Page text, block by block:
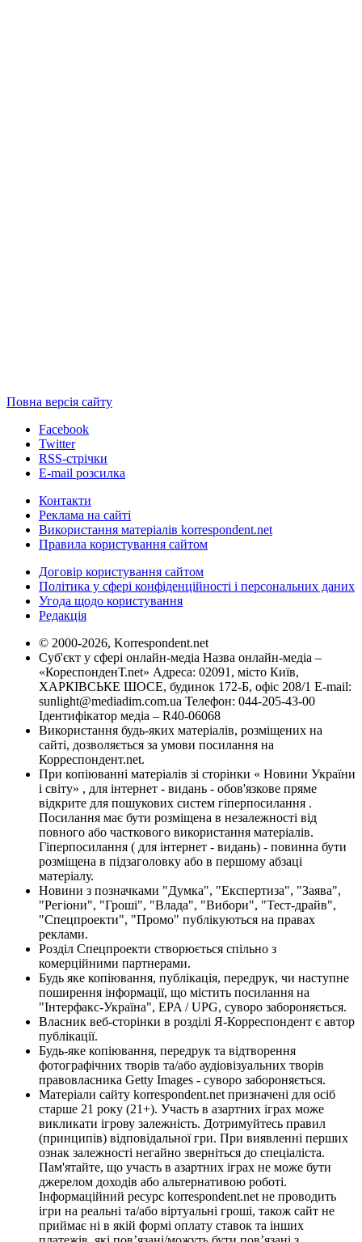
Повна версія сайту
Facebook
Twitter
RSS-стрічки
E-mail розсилка
Контакти
Реклама на сайті
Використання матеріалів korrespondent.net
Правила користування сайтом
Договір користування сайтом
Політика у сфері конфіденційності і персональних даних
Угода щодо користування
Редакція
© 2000-2026, Korrespondent.net
Суб'єкт у сфері онлайн-медіа Назва онлайн-медіа –
«КореспонденТ.net» Адреса: 02091, місто Київ,
ХАРКІВСЬКЕ ШОСЕ, будинок 172-Б, офіс 208/1 E-mail:
sunlight@mediadim.com.ua Телефон: 044-205-43-00
Ідентифікатор медіа – R40-06068
Використання будь-яких матеріалів, розміщених на
сайті, дозволяється за умови посилання на
Корреспондент.net.
При копіюванні матеріалів зі сторінки « Новини України
і світу» , для інтернет - видань - обов'язкове пряме
відкрите для пошукових систем гіперпосилання .
Посилання має бути розміщена в незалежності від
повного або часткового використання матеріалів.
Гіперпосилання ( для інтернет - видань) - повинна бути
розміщена в підзаголовку або в першому абзаці
матеріалу.
Новини з позначками "Думка", "Експертиза", "Заява",
"Регіони", "Гроші", "Влада", "Вибори", "Тест-драйв",
"Спецпроекти", "Промо" публікуються на правах
реклами.
Розділ Спецпроекти створюється спільно з
комерційними партнерами.
Будь яке копіювання, публікація, передрук, чи наступне
поширення інформації, що містить посилання на
"Інтерфакс-Україна", EPA / UPG, суворо забороняється.
Власник веб-сторінки в розділі Я-Корреспондент є автор
публікації.
Будь-яке копіювання, передрук та відтворення
фотографічних творів та/або аудіовізуальних творів
правовласника Getty Images - суворо забороняється.
Матеріали сайту korrespondent.net призначені для осіб
старше 21 року (21+). Участь в азартних іграх може
викликати ігрову залежність. Дотримуйтесь правил
(принципів) відповідальної гри. При виявленні перших
ознак залежності негайно зверніться до спеціаліста.
Пам'ятайте, що участь в азартних іграх не може бути
джерелом доходів або альтернативою роботі.
Інформаційний ресурс korrespondent.net не проводить
ігри на реальні та/або віртуальні гроші, також сайт не
приймає ні в якій формі оплату ставок та інших